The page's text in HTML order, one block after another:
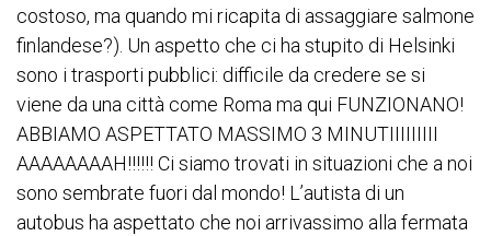
costoso, ma quando mi ricapita di assaggiare salmone
finlandese?). Un aspetto che ci ha stupito di Helsinki
sono i trasporti pubblici: difficile da credere se si
viene da una città come Roma ma qui FUNZIONANO!
ABBIAMO ASPETTATO MASSIMO 3 MINUTIIIIIIIII
AAAAAAAAH!!!!!! Ci siamo trovati in situazioni che a noi
sono sembrate fuori dal mondo! L’autista di un
autobus ha aspettato che noi arrivassimo alla fermata